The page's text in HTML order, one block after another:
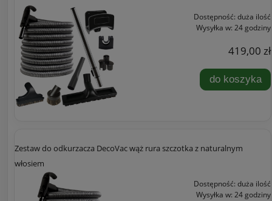
Dostępność: duża ilość
Wysyłka w: 24 godziny
419,00 zł
do koszyka
Zestaw do odkurzacza DecoVac wąż rura szczotka z naturalnym
włosiem
Dostępność: duża ilość
Wysyłka w: 24 godziny